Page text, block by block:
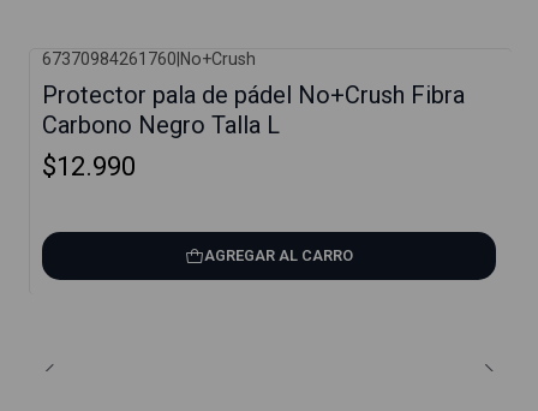
67370984261760 No+Crush
Protector pala de pádel No+Crush Fibra
Carbono Negro Talla L
$12.990
AGREGAR AL CARRO